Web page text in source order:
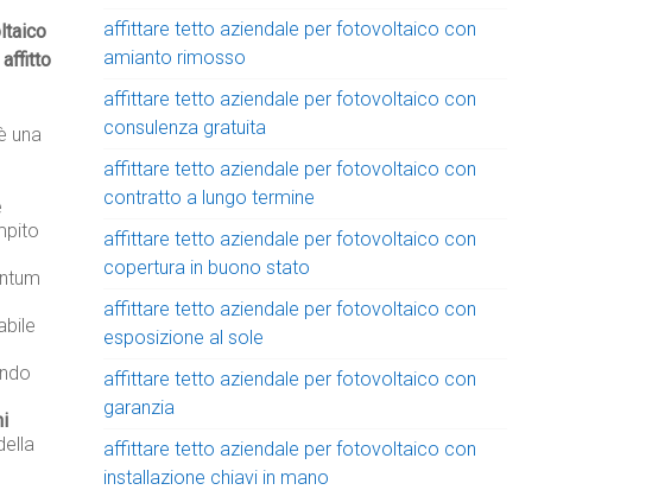
affitto
una
affittare tetto aziendale per fotovoltaico con
amianto rimosso
affittare tetto aziendale per fotovoltaico con
consulenza gratuita
affittare tetto aziendale per fotovoltaico con
contratto a lungo termine
affittare tetto aziendale per fotovoltaico con
copertura in buono stato
affittare tetto aziendale per fotovoltaico con
esposizione al sole
affittare tetto aziendale per fotovoltaico con
garanzia
affittare tetto aziendale per fotovoltaico con
installazione chiavi in mano